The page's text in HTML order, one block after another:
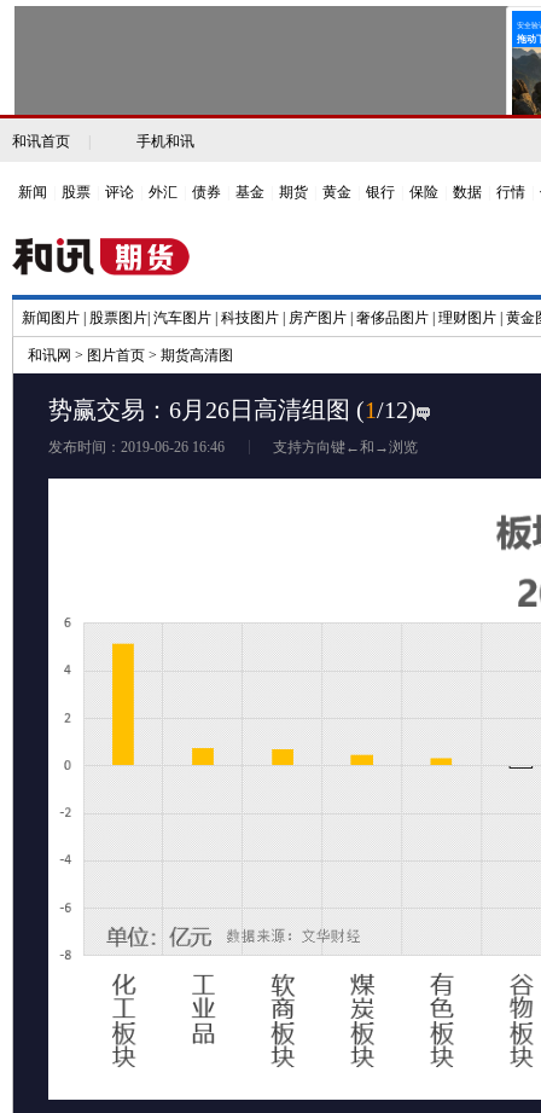
和讯首页 手机和讯
新闻 股票 评论 外汇 债券 基金 期货 黄金 银行 保险 数据 行情
新闻图片 股票图片 汽车图片 科技图片 房产图片 奢侈品图片 理财图片 黄金
和讯网 > 图片首页 > 期货高清图
势赢交易：6月26日高清组图 (1/12)
发布时间：2019-06-26 16:46 支持方向键←和→浏览